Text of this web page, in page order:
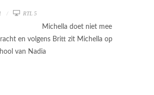
RTL 5
Michella doet niet mee
en volgens Britt zit Michella op
van Nadia